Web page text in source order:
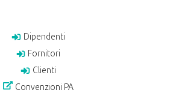
Dipendenti
Fornitori
Clienti
Convenzioni PA